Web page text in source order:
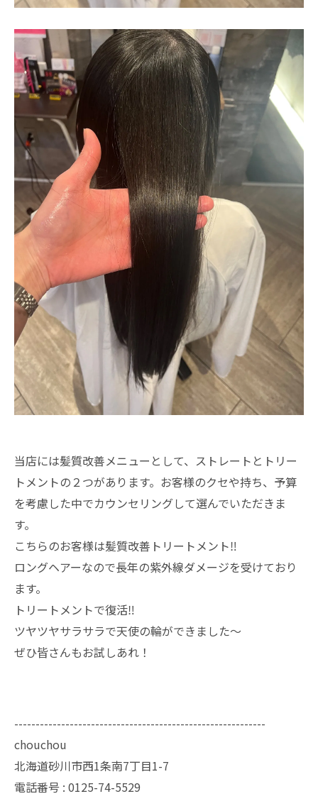
当店には髪質改善メニューとして、ストレートとトリー
トメントの２つがあります。お客様のクセや持ち、予算
を考慮した中でカウンセリングして選んでいただきま
す。
こちらのお客様は髪質改善トリートメント‼️
ロングヘアーなので長年の紫外線ダメージを受けており
ます。
トリートメントで復活‼️
ツヤツヤサラサラで天使の輪ができました〜
ぜひ皆さんもお試しあれ！
-----------------------------------------------------------
chouchou
北海道砂川市西1条南7丁目1-7
電話番号 : 0125-74-5529